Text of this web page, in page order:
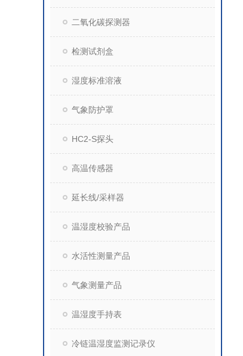
二氧化碳探测器
检测试剂盒
湿度标准溶液
气象防护罩
HC2-S探头
高温传感器
延长线/采样器
温湿度校验产品
水活性测量产品
气象测量产品
温湿度手持表
冷链温湿度监测记录仪